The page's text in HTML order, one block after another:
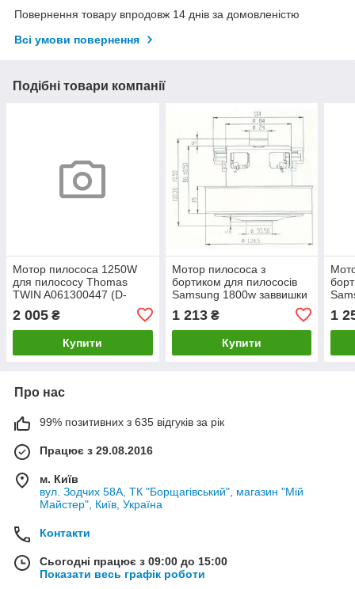
Повернення товару впродовж 14 днів за домовленістю
Всі умови повернення
Подібні товари компанії
Мотор пилососа 1250W
для пилососу Thomas
TWIN A061300447 (D-
144/107мм, H-69/166мм)
2 005 ₴
Купити
Мотор пилососа з
бортиком для пилососів
Samsung 1800w заввишки
(DJ31-00067P)
1 213₴
Купити
1
Про нас
99% позитивних з 635 відгуків за рік
Працює з 29.08.2016
м. Київ
вул. Зодчих 58А, ТК "Борщагівський", магазин "Мій
Майстер", Київ, Україна
Контакти
Сьогодні працює з 09:00 до 15:00
Показати весь графік роботи